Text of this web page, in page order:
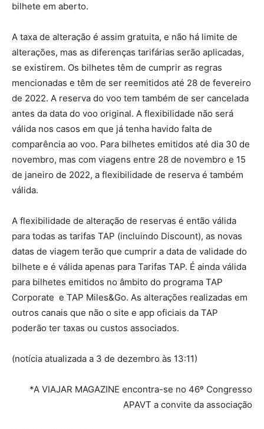
bilhete em aberto.
A taxa de alteração é assim gratuita, e não há limite de
alterações, mas as diferenças tarifárias serão aplicadas,
se existirem. Os bilhetes têm de cumprir as regras
mencionadas e têm de ser reemitidos até 28 de fevereiro
de 2022. A reserva do voo tem também de ser cancelada
antes da data do voo original. A flexibilidade não será
válida nos casos em que já tenha havido falta de
comparência ao voo. Para bilhetes emitidos até dia 30 de
novembro, mas com viagens entre 28 de novembro e 15
de janeiro de 2022, a flexibilidade de reserva é também
válida.
A flexibilidade de alteração de reservas é então válida
para todas as tarifas TAP (incluindo Discount), as novas
datas de viagem terão que cumprir a data de validade do
bilhete e é válida apenas para Tarifas TAP. É ainda válida
para bilhetes emitidos no âmbito do programa TAP
Corporate e TAP Miles&Go. As alterações realizadas em
outros canais que não o site e app oficiais da TAP
poderão ter taxas ou custos associados.
(notícia atualizada a 3 de dezembro às 13:11)
*A VIAJAR MAGAZINE encontra-se no 46º Congresso
APAVT a convite da associação